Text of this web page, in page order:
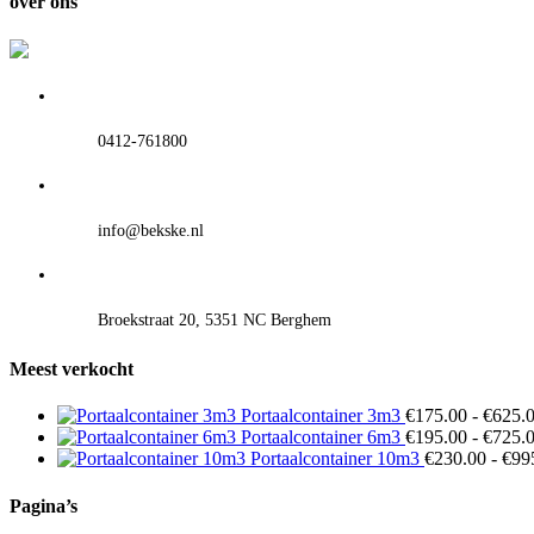
0412-761800
info@bekske.nl
Broekstraat 20, 5351 NC Berghem
Meest verkocht
Portaalcontainer 3m3 €175.00 - €
Portaalcontainer 6m3 €195.00 - €
Portaalcontainer 10m3 €230.00 - €
Pagina’s